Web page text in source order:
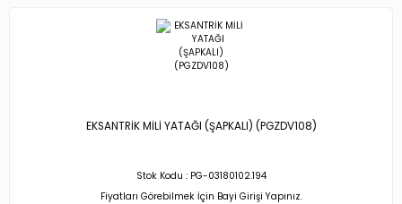
EKSANTRİK MİLİ YATAĞI (ŞAPKALI) (PGZDV108)
Stok Kodu : PG-03180102.194
Fiyatları Görebilmek İçin Bayi Girişi Yapınız.